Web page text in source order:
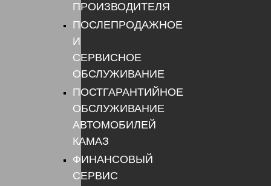
ПРОИЗВОДИТЕЛЯ
ПОСЛЕПРОДАЖНОЕ
И
СЕРВИСНОЕ
ОБСЛУЖИВАНИЕ
ПОСТГАРАНТИЙНОЕ
ОБСЛУЖИВАНИЕ
АВТОМОБИЛЕЙ
КАМАЗ
ФИНАНСОВЫЙ
СЕРВИС